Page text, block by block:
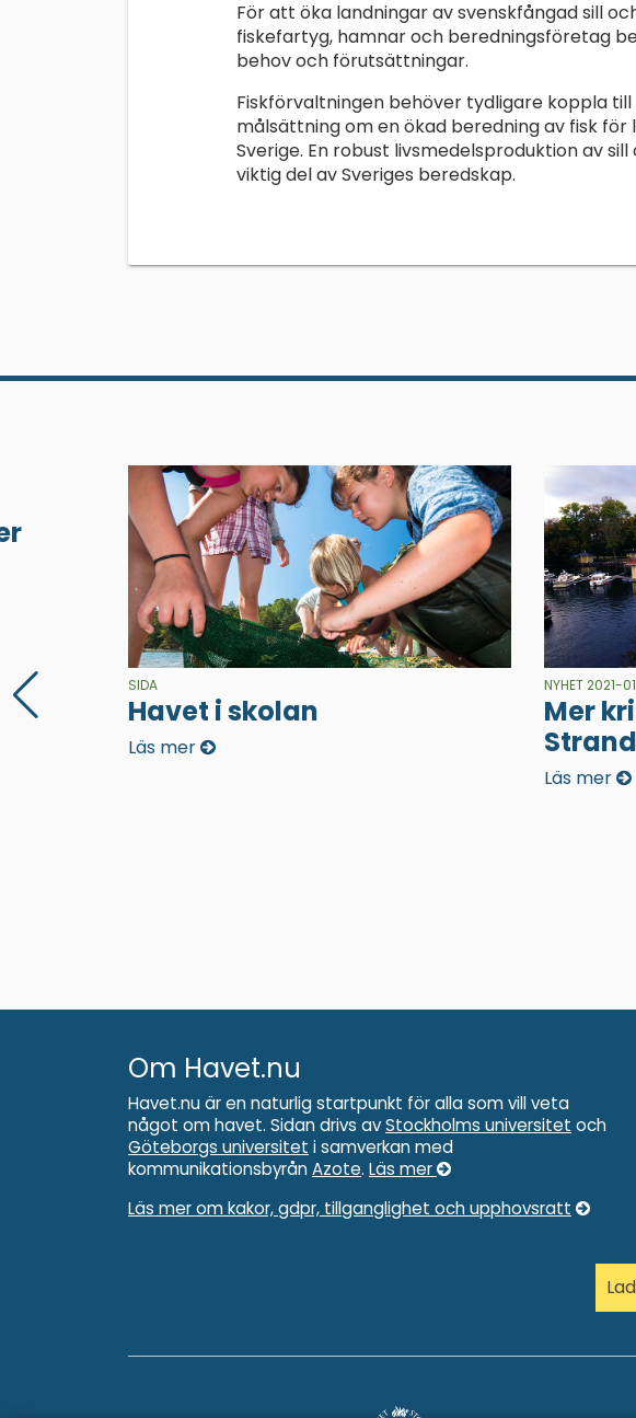
För att öka landningar av svenskfångad sill
fiskefartyg, hamnar och beredningsföretag
behov och förutsättningar.
Fiskförvaltningen behöver tydligare koppla
målsättning om en ökad beredning av fisk för
Sverige. En robust livsmedelsproduktion av
viktig del av Sveriges beredskap.
SIDA
Havet i skolan
Läs mer
NYHET 2021-
Mer
Läs mer
Om Havet.nu
Havet.nu är en naturlig startpunkt för alla som vill veta
något om havet. Sidan drivs avStockholms universitet och
Göteborgs universitet i samverkan med
kommunikationsbyrån Azote. Läs mer
Läs mer om kakor, gdpr, tillganglighet och upphovsratt